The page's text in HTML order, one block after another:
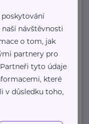
poskytování
návštěvnosti
o tom, jak
partnery pro
tyto údaje
které
v důsledku toho,